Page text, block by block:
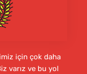
için çok daha
varız ve bu yol